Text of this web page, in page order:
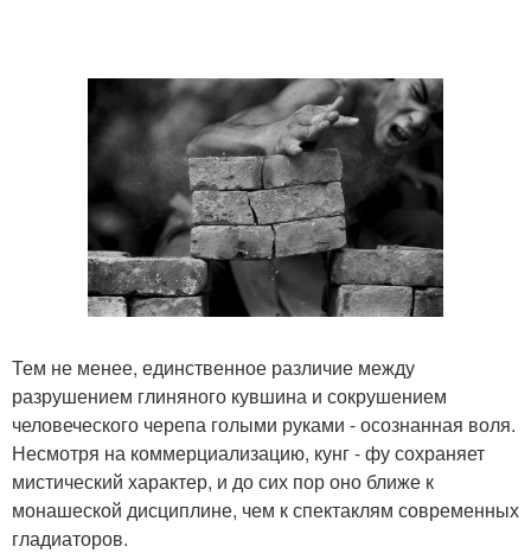
Тем не менее, единственное различие между
разрушением глиняного кувшина и сокрушением
человеческого черепа голыми руками - осознанная воля.
Несмотря на коммерциализацию, кунг - фу сохраняет
мистический характер, и до сих пор оно ближе к
монашеской дисциплине, чем к спектаклям современных
гладиаторов.